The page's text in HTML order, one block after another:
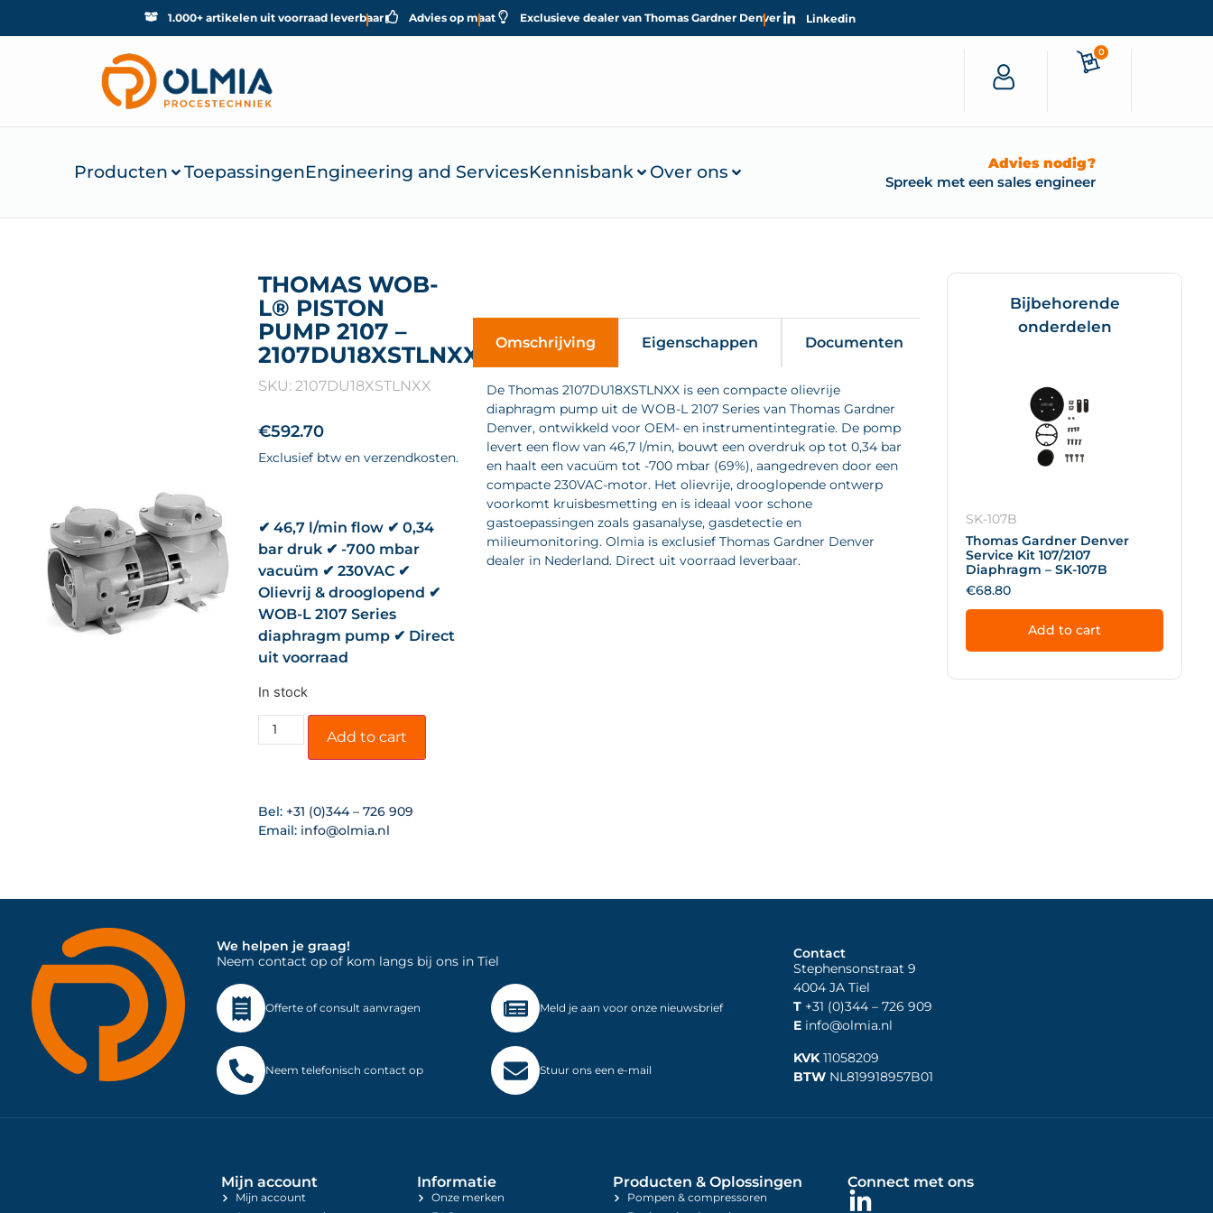
1.000+ artikelen uit voorraad leverbaar Advies op maat Exclusieve dealer van Thomas Gardner Denver Linkedin
0
Producten ToepassingenEngineering and ServicesKennisbank Over ons
Advies nodig?
Spreek met een sales engineer
THOMAS WOB-
L® PISTON
PUMP 2107 –
2107DU18XSTLNXX
SKU: 2107DU18XSTLNXX
€592.70
Exclusief btw en verzendkosten.
✔ 46,7 l/min flow ✔ 0,34
bar druk ✔ -700 mbar
vacuüm ✔ 230VAC ✔
Olievrij & drooglopend ✔
WOB-L 2107 Series
diaphragm pump ✔ Direct
uit voorraad
In stock
Add to cart
Bel: +31 (0)344 – 726 909
Email: info@olmia.nl
Omschrijving Eigenschappen Documenten
De Thomas 2107DU18XSTLNXX is een compacte olievrije
diaphragm pump uit de WOB-L 2107 Series van Thomas Gardner
Denver, ontwikkeld voor OEM- en instrumentintegratie. De pomp
levert een flow van 46,7 l/min, bouwt een overdruk op tot 0,34 bar
en haalt een vacuüm tot -700 mbar (69%), aangedreven door een
compacte 230VAC-motor. Het olievrije, drooglopende ontwerp
voorkomt kruisbesmetting en is ideaal voor schone
gastoepassingen zoals gasanalyse, gasdetectie en
milieumonitoring. Olmia is exclusief Thomas Gardner Denver
dealer in Nederland. Direct uit voorraad leverbaar.
Bijbehorende
onderdelen
SK-107B
Thomas Gardner Denver
Service Kit 107/2107
Diaphragm – SK-107B
€68.80
Add to cart
We helpen je graag!
Neem contact op of kom langs bij ons in Tiel
Offerte of consult aanvragen
Neem telefonisch contact op
Meld je aan voor onze nieuwsbrief
Stuur ons een e-mail
Contact
Stephensonstraat 9
4004 JA Tiel
T+31 (0)344– 726 909
Einfo@olmia.nl
KVK11058209
BTWNL819918957B01
Mijn account
Mijn account
Informatie
Onze merken
Producten & Oplossingen
Pompen & compressoren
Connect met ons